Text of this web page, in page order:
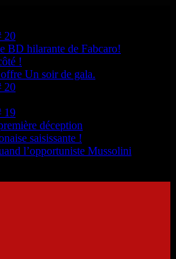
20
BD hilarante de Fabcaro!
!
Un soir de gala.
20
19
déception
saisissante !
l’opportuniste Mussolini